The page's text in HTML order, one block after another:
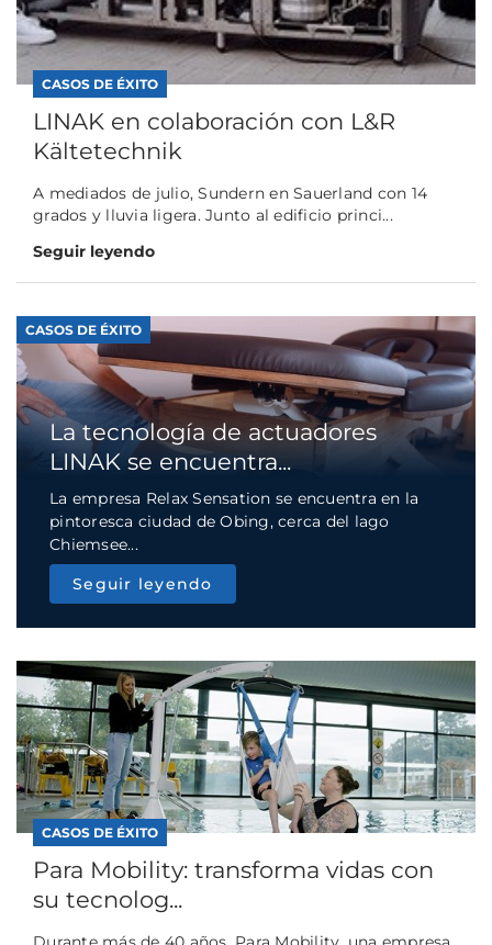
CASOS DE ÉXITO
LINAK en colaboración con L&R
Kältetechnik
A mediados de julio, Sundern en Sauerland con 14
grados y lluvia ligera. Junto al edificio princi...
Seguir leyendo
CASOS DE ÉXITO
La tecnología de actuadores
LINAK se encuentra...
La empresa Relax Sensation se encuentra en la
pintoresca ciudad de Obing, cerca del lago
Chiemsee...
Seguir leyendo
CASOS DE ÉXITO
Para Mobility: transforma vidas con
su tecnolog...